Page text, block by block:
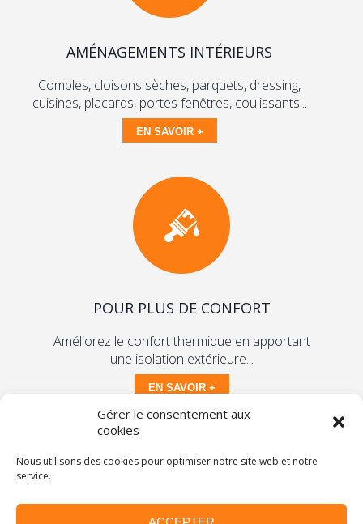
Gérer le consentement aux
cookies
Nous utilisons des cookies pour optimiser notre site web et notre
service.
AMÉNAGEMENTS INTÉRIEURS
Combles, cloisons sèches, parquets, dressing,
cuisines, placards, portes fenêtres, coulissants...
EN SAVOIR +
POUR PLUS DE CONFORT
Améliorez le confort thermique en apportant
une isolation extérieure...
EN SAVOIR +
vous souhaitez en faire...
Nous vous écoutons et vous conseillons pour
répondre au mieux à vos attentes.